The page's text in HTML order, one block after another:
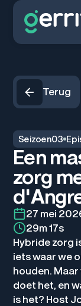
Terug
Seizoen03
Een
zorg
27 mei
29m 17s
Hybride zorg
iets waar we
houden.
doet het, en
is het? Host